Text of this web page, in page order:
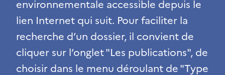
environnementale accessible depuis le
lien Internet qui suit. Pour faciliter la
recherche d’un dossier, il convient de
cliquer sur l’onglet "Les publications", de
choisir dans le menu déroulant de "Type